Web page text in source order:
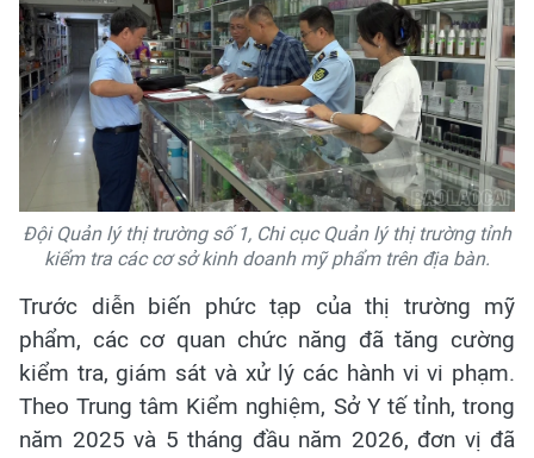
Đội Quản lý thị trường số 1, Chi cục Quản lý thị trường tỉnh
kiểm tra các cơ sở kinh doanh mỹ phẩm trên địa bàn.
Trước diễn biến phức tạp của thị trường mỹ
phẩm, các cơ quan chức năng đã tăng cường
kiểm tra, giám sát và xử lý các hành vi vi phạm.
Theo Trung tâm Kiểm nghiệm, Sở Y tế tỉnh, trong
năm 2025 và 5 tháng đầu năm 2026, đơn vị đã